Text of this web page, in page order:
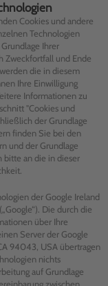
Cookies und andere
Technologien
Ihrer
Zweckfortfall und Ende
die in diesem
Ihre Einwilligung
Informationen zu
"Cookies und
der Grundlage
finden Sie bei den
und der Grundlage
bitte an die in dieser
der Google Ireland
Die durch die
über Ihre
Server der Google
94043, USA übertragen
nichts
auf Grundlage